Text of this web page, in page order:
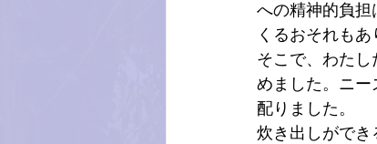
への精神的負担
くるおそれもあ
そこで、わた
めました。ニー
配りました。
炊き出しができ